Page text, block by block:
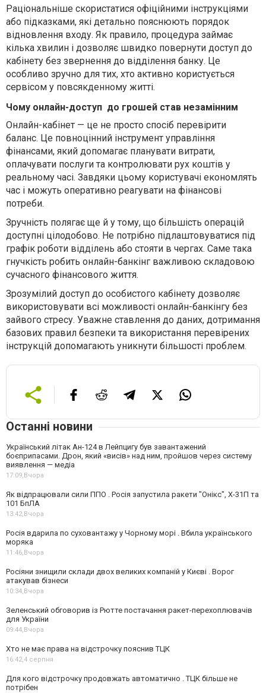
Раціональніше скористатися офіційними інструкціями
або підказками, які детально пояснюють порядок
відновлення входу. Як правило, процедура займає
кілька хвилин і дозволяє швидко повернути доступ до
кабінету без звернення до відділення банку. Це
особливо зручно для тих, хто активно користується
сервісом у повсякденному житті.
Чому онлайн-доступ до грошей став незамінним
Онлайн-кабінет — це не просто спосіб перевірити
баланс. Це повноцінний інструмент управління
фінансами, який допомагає планувати витрати,
оплачувати послуги та контролювати рух коштів у
реальному часі. Завдяки цьому користувачі економлять
час і можуть оперативно реагувати на фінансові
потреби.
Зручність полягає ще й у тому, що більшість операцій
доступні цілодобово. Не потрібно підлаштовуватися під
графік роботи відділень або стояти в чергах. Саме така
гнучкість робить онлайн-банкінг важливою складовою
сучасного фінансового життя.
Зрозумілий доступ до особистого кабінету дозволяє
використовувати всі можливості онлайн-банкінгу без
зайвого стресу. Уважне ставлення до даних, дотримання
базових правил безпеки та використання перевірених
інструкцій допомагають уникнути більшості проблем.
Останні новини
Український літак Ан-124 в Лейпцигу був завантажений
боєприпасами. Дрон, який «висів» над ним, пройшов через систему
виявлення — медіа
17:09, Вчора
Як відпрацювали сили ППО . Росія запустила ракети "Онікс", Х-31П та
101 БпЛА
13:42, Вчора
Росія вдарила по суховантажу у Чорному морі . Вбила українського
моряка
11:46, Вчора
Росіяни знищили склади двох великих компаній у Києві . Ворог
атакував бізнеси
10:34, Вчора
Зеленський обговорив із Рютте постачання ракет-перехоплювачів
для України
09:44, Вчора
Хто не має права на відстрочку пояснив ТЦК
16:42,4 серпня
Для кого відстрочку продовжать автоматично . ТЦК більше не
потрібен